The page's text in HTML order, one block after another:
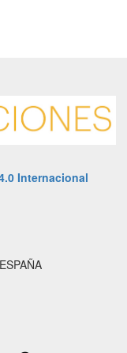
Internacional